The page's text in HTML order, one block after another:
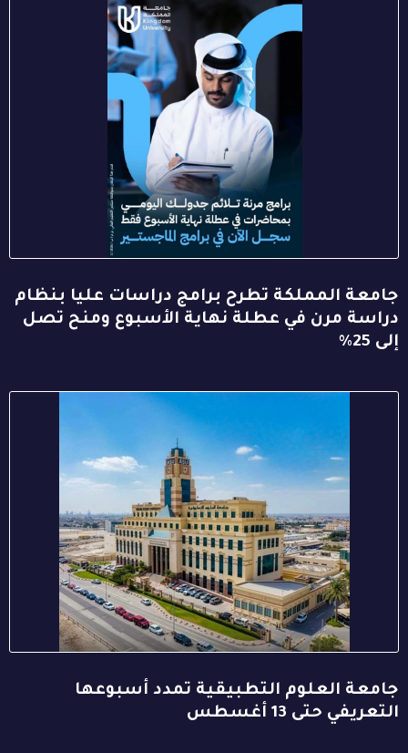
جامعة المملكة تطرح برامج دراسات عليا بنظام
دراسة مرن في عطلة نهاية الأسبوع ومنح تصل
إلى 25%
جامعة العلوم التطبيقية تمدد أسبوعها
التعريفي حتى 13 أغسطس